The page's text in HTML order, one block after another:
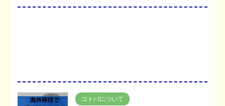
コトバについて